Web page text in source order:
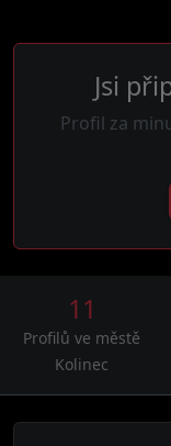
Jsi
Profil za
11
Profilů ve městě
Kolinec